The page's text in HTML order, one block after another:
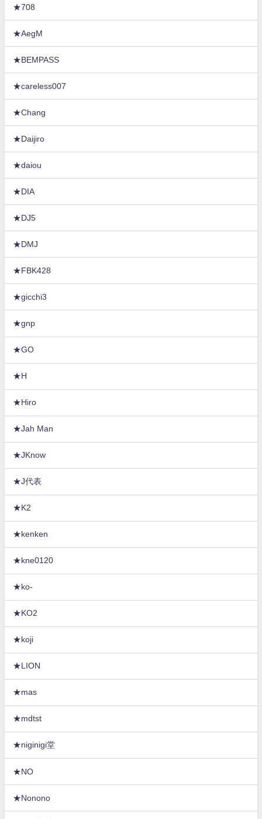
★708
★AegM
★BEMPASS
★careless007
★Chang
★Daijiro
★daiou
★DIA
★DJ5
★DMJ
★FBK428
★gicchi3
★gnp
★GO
★H
★Hiro
★Jah Man
★JKnow
★J代表
★K2
★kenken
★kne0120
★ko-
★KO2
★koji
★LION
★mas
★mdtst
★niginigi堂
★NO
★Nonono